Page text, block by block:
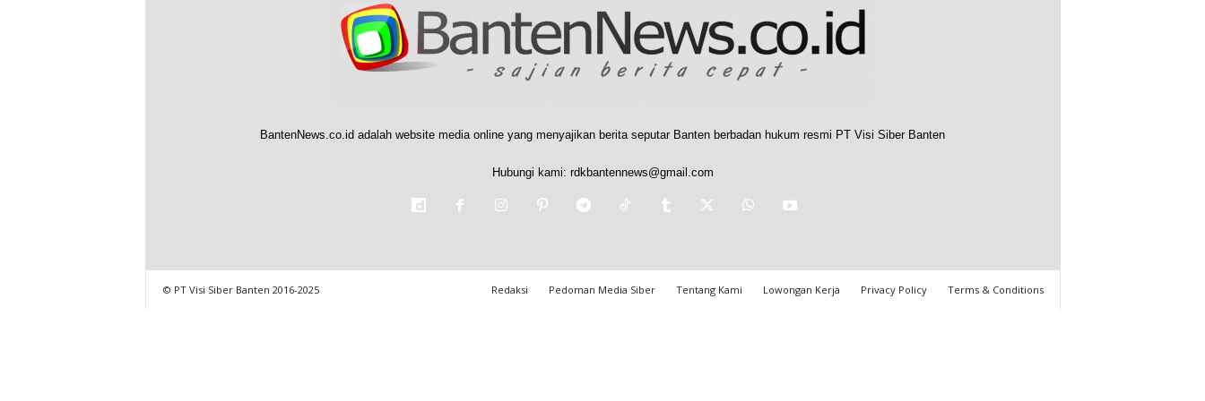
BantenNews.co.id adalah website media online yang menyajikan berita seputar Banten berbadan hukum resmi PT Visi Siber Banten
Hubungi kami: rdkbantennews@gmail.com
Redaksi Pedoman Media Siber Tentang Kami Lowongan Kerja Privacy Policy Terms & Conditions
© PT Visi Siber Banten 2016-2025